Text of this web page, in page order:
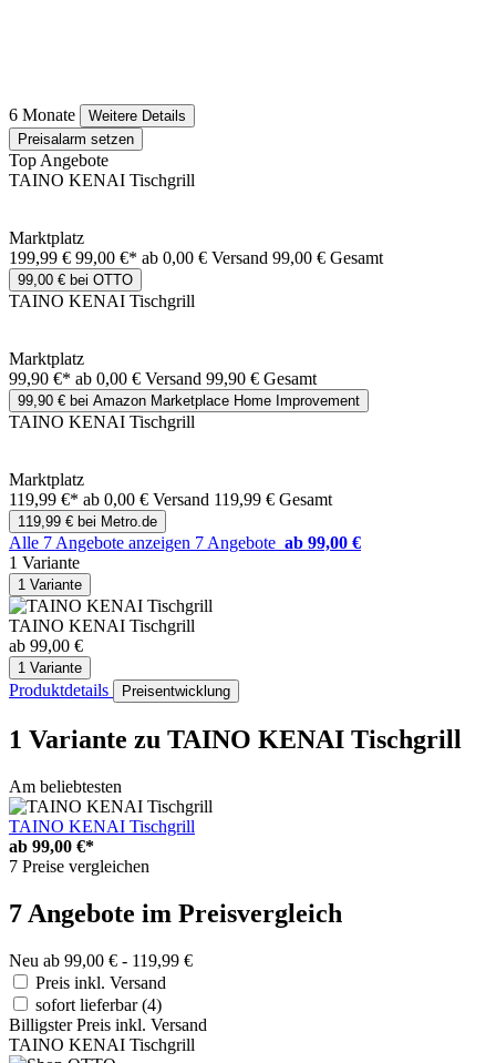
6 Monate
Weitere Details
Preisalarm setzen
Top Angebote
TAINO KENAI Tischgrill
Marktplatz
199,99 € 99,00 €* ab 0,00 € Versand 99,00 € Gesamt
99,00 € bei OTTO
TAINO KENAI Tischgrill
Marktplatz
99,90 €* ab 0,00 € Versand 99,90 € Gesamt
99,90 € bei Amazon Marketplace Home Improvement
TAINO KENAI Tischgrill
Marktplatz
119,99 €* ab 0,00 € Versand 119,99 € Gesamt
119,99 € bei Metro.de
Alle 7 Angebote anzeigen 7 Angebote ab 99,00 €
1 Variante
1 Variante
TAINO KENAI Tischgrill
ab 99,00 €
1 Variante
Produktdetails Preisentwicklung
1 Variante zu TAINO KENAI Tischgrill
Am beliebtesten
TAINO KENAI Tischgrill
ab 99,00 €*
7 Preise vergleichen
7 Angebote im Preisvergleich
Neu ab 99,00 € - 119,99 €
Preis inkl. Versand
sofort lieferbar(4)
Billigster Preis inkl. Versand
TAINO KENAI Tischgrill